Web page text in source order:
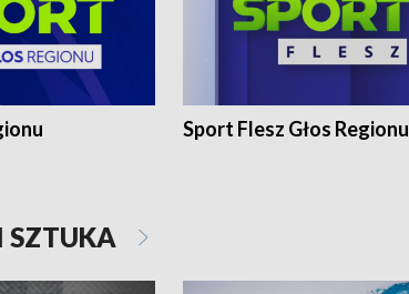
Sport Flesz Głos Regionu
SZTUKA